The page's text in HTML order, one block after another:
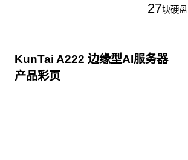
27块硬盘
KunTai A222 边缘型AI服务器
产品彩页